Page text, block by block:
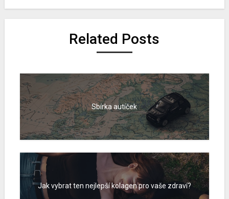
Related Posts
Sbírka autíček
Jak vybrat ten nejlepší kolagen pro vaše zdraví?